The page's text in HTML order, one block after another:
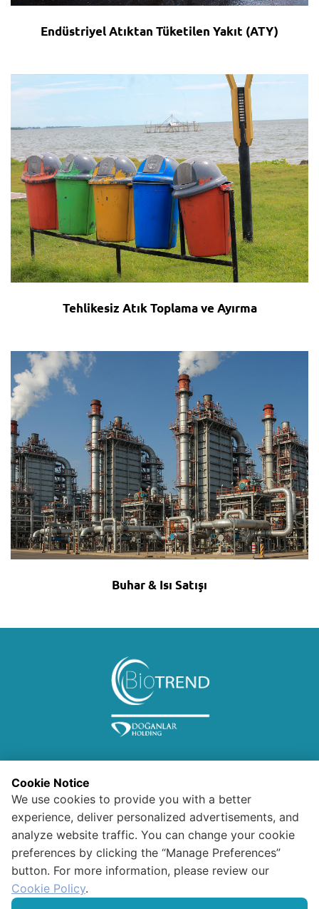
Endüstriyel Atıktan Tüketilen Yakıt (ATY)
Tehlikesiz Atık Toplama ve Ayırma
Buhar & Isı Satışı
Gizlilik ve Güvenliik Kişisel Verilerin Kullanımı
Bilgi Toplumu Hizmetleri
Ziyaretçi Aydınlatma Metni
Cookie Notice
We use cookies to provide you with a better
experience, deliver personalized advertisements, and
analyze website traffic. You can change your cookie
preferences by clicking the “Manage Preferences”
button. For more information, please review our
Cookie Policy.